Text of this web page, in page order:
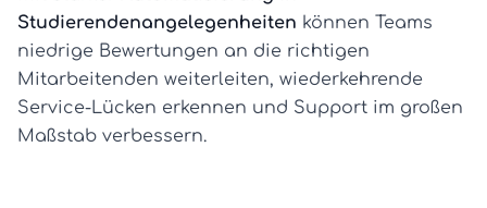
Studierendenangelegenheiten können Teams
niedrige Bewertungen an die richtigen
Mitarbeitenden weiterleiten, wiederkehrende
Service-Lücken erkennen und Support im großen
Maßstab verbessern.